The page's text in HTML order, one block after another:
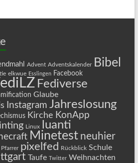
Advent Adventskalender Bibel
elkwue Esslingen Facebook
Fediverse
Glaube
Instagram Jahreslosung
Kirche KonApp
Linux luanti
Minetest neuhier
Pfarrer pixelfed Rückblick Schule
Taufe Twitter Weihnachten